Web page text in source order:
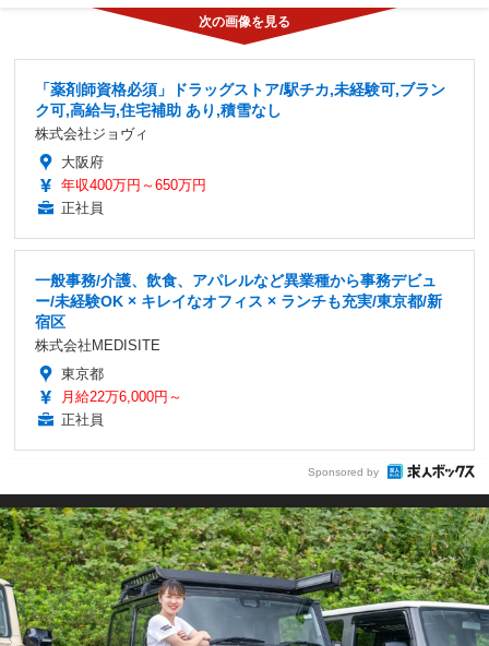
「薬剤師資格必須」ドラッグストア/駅チカ,未経験可,ブラン
ク可,高給与,住宅補助 あり,積雪なし
株式会社ジョヴィ
大阪府
年収400万円～650万円
正社員
一般事務/介護、飲食、アパレルなど異業種から事務デビュ
ー/未経験OK × キレイなオフィス × ランチも充実/東京都/新
宿区
株式会社MEDISITE
東京都
月給22万6,000円～
正社員
Sponsored by